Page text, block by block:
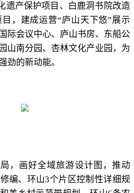
遗产保护项目、白鹿洞书院改造
，建成运营“庐山天下悠”展示
际会议中心、庐山书房、东船公
山南分园、杏林文化产业园，为
劲的新动能。
，画好全域旅游设计图，推动
编、环山3个片区控制性详细规